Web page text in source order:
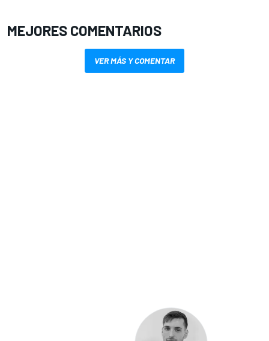
MEJORES COMENTARIOS
VER MÁS Y COMENTAR